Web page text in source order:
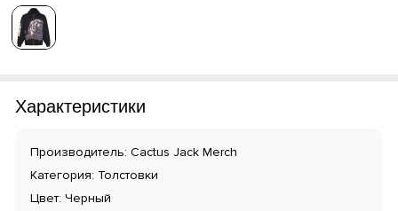
Характеристики
Производитель: Cactus Jack Merch
Категория: Толстовки
Цвет: Черный